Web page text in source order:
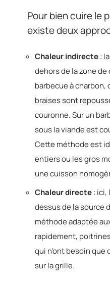
Pour bien cuire le
existe deux
Chaleur indirecte:
dehors de la zone
barbecue à
braises sont
couronne. Sur un
sous la viande est
Cette méthode est
entiers ou les gros
une cuisson
Chaleur directe: ici,
dessus de la source
méthode adaptée
rapidement,
qui n’ont besoin que
sur la grille.